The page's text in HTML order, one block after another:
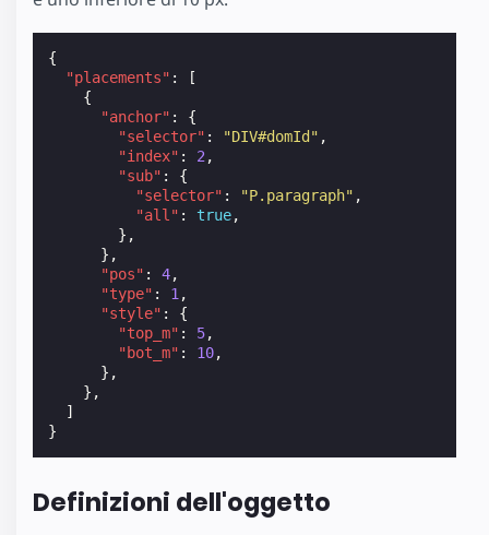
{
"placements" :
[
{
"anchor" :
{
"selector" : "DIV#domId" ,
"index" : 2,
"sub" :
{
"selector" : "P.paragraph" ,
"all" : true,
},
},
"pos" : 4,
"type" : 1,
"style" :
{
"top_m" : 5,
"bot_m" : 10,
},
},
]
}
Definizioni dell'oggetto